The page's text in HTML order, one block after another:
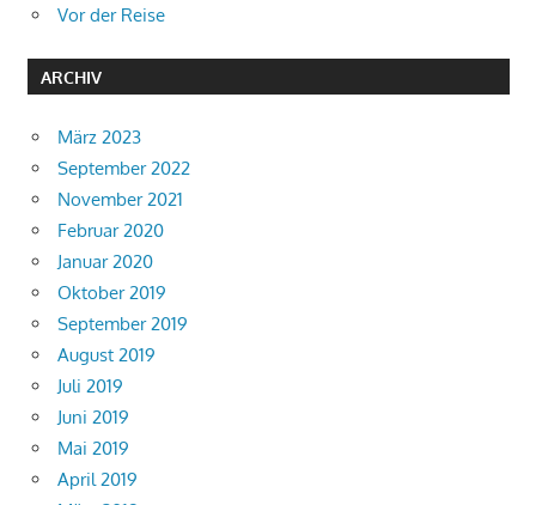
Vor der Reise
ARCHIV
März 2023
September 2022
November 2021
Februar 2020
Januar 2020
Oktober 2019
September 2019
August 2019
Juli 2019
Juni 2019
Mai 2019
April 2019